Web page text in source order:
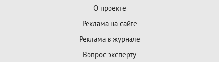
О проекте
Реклама на сайте
Реклама в журнале
Вопрос эксперту